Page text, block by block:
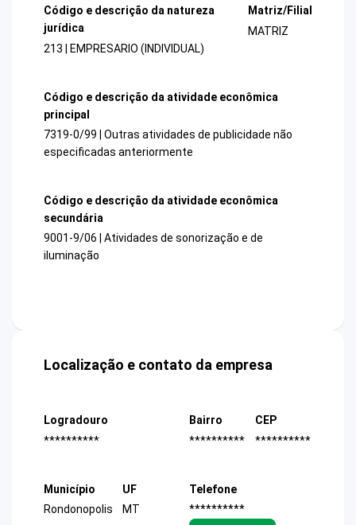
Código e descrição da natureza
jurídica
213 | EMPRESARIO (INDIVIDUAL)
Matriz/Filial
MATRIZ
Código e descrição da atividade econômica
principal
7319-0/99 | Outras atividades de publicidade não
especificadas anteriormente
Código e descrição da atividade econômica
secundária
9001-9/06 | Atividades de sonorização e de
iluminação
Localização e contato da empresa
Logradouro
**********
Bairro
**********
CEP
**********
Município
Rondonopolis
UF
MT
Telefone
**********